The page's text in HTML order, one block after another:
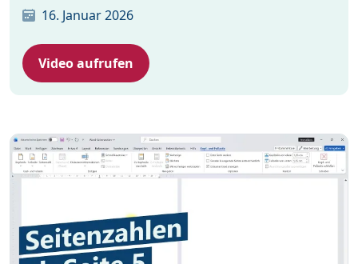
16. Januar 2026
Video aufrufen